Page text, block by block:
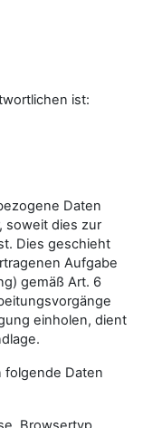
ist:
Daten
soweit dies zur
Dies geschieht
Aufgabe
gemäß Art. 6
einholen, dient
folgende Daten